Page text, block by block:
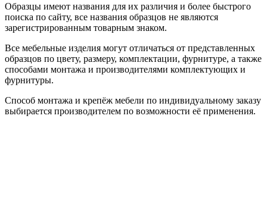
Образцы имеют названия для их различия и более быстрого
поиска по сайту, все названия образцов не являются
зарегистрированным товарным знаком.
Все мебельные изделия могут отличаться от представленных
образцов по цвету, размеру, комплектации, фурнитуре, а также
способами монтажа и производителями комплектующих и
фурнитуры.
Способ монтажа и крепёж мебели по индивидуальному заказу
выбирается производителем по возможности её применения.